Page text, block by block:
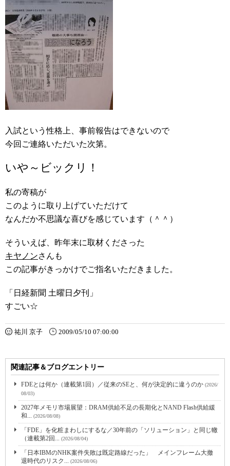
入試という性格上、事前報告はできないので
今回ご連絡いただいた次第。
いや～ビックリ！
私の寄稿が
このように取り上げていただけて
なんだか不思議な喜びを感じています（＾＾）
そういえば、昨年末に取材くださった
キヤノンさんも
この記事がきっかけでご指名いただきました。
「日経新聞 土曜日夕刊」
すごい☆
祐川 京子 2009/05/10 07:00:00
関連記事＆ブログエントリー
FDEとは何か（連載第1回）／従来のSEと、何が決定的に違うのか (2026/
08/03)
2027年メモリ市場展望：DRAM供給不足の長期化とNAND Flash供給緩
和... (2026/08/08)
「FDE」を化粧まわしにするな／30年前の「ソリューション」と同じ轍
（連載第2回... (2026/08/04)
「日本IBMのNHK案件失敗は既定路線だった」 メインフレーム大撤
退時代のリスク... (2026/08/06)